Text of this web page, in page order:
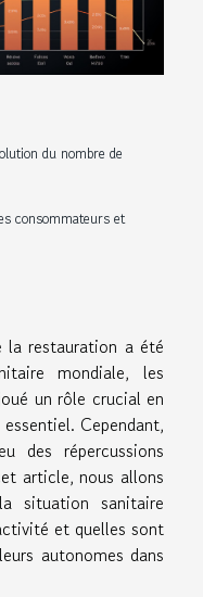
du nombre de
consommateurs et
la restauration a été
mondiale, les
un rôle crucial en
Cependant,
des répercussions
article, nous allons
situation sanitaire
et quelles sont
autonomes dans